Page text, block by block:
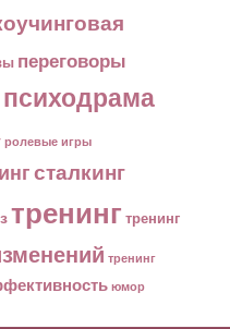
переговоры
психодрама
ролевые игры
сталкинг
тренинг тренинг
тренинг
юмор